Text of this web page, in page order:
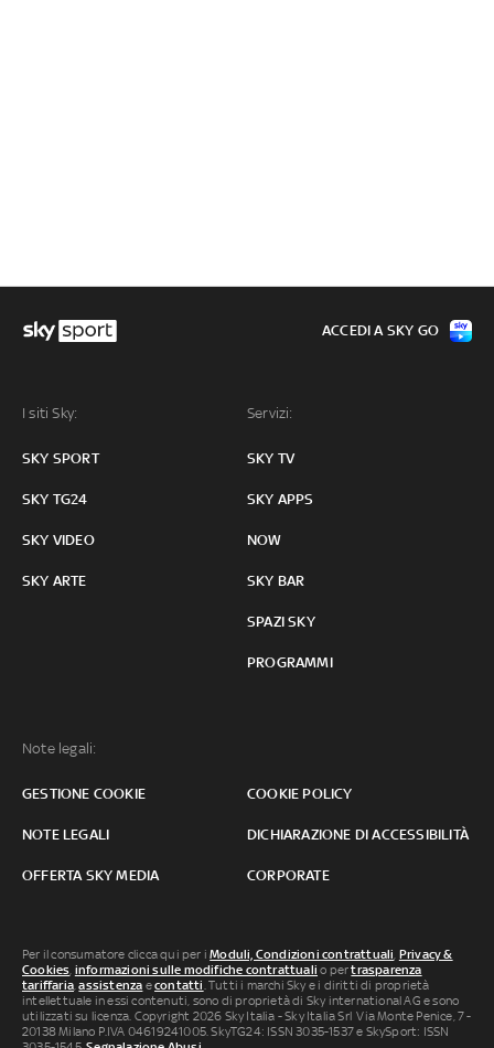
I siti Sky:
SKY SPORT
SKY TG24
SKY VIDEO
SKY ARTE
Servizi:
SKY TV
SKY APPS
NOW
SKY BAR
SPAZI SKY
PROGRAMMI
Note legali:
GESTIONE COOKIE COOKIE POLICY
NOTE LEGALI DICHIARAZIONE DI ACCESSIBILITÀ
OFFERTA SKY MEDIA CORPORATE
ACCEDI A SKY GO
Per il consumatore clicca qui per iModuli, Condizioni contrattuali, Privacy &
Cookies, informazioni sulle modifiche contrattuali o pertrasparenza
tariffaria,assistenza econtatti. Tutti i marchi Sky e i diritti di proprietà
intellettuale in essi contenuti, sono di proprietà di Sky international AG e sono
utilizzati su licenza. Copyright 2026 Sky Italia - Sky Italia Srl Via Monte Penice, 7 -
20138 Milano P.IVA 04619241005. SkyTG24: ISSN 3035-1537 e SkySport: ISSN